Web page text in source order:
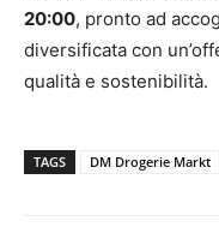
20:00, pronto ad
diversificata con
qualità e sostenibilità.
TAGS DM Drogerie Markt